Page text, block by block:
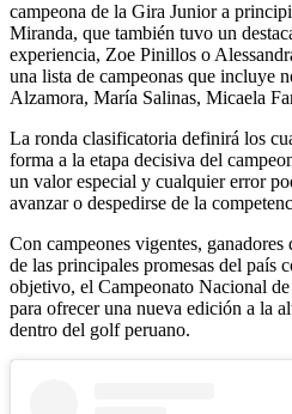
campeona de la Gira Junior a
Miranda, que también tuvo un
experiencia, Zoe Pinillos o
una lista de campeonas que incluye
Alzamora, María Salinas, Micaela
La ronda clasificatoria definirá los
forma a la etapa decisiva del
un valor especial y cualquier error
avanzar o despedirse de la
Con campeones vigentes,
de las principales promesas del país
objetivo, el Campeonato Nacional
para ofrecer una nueva edición a la
dentro del golf peruano.